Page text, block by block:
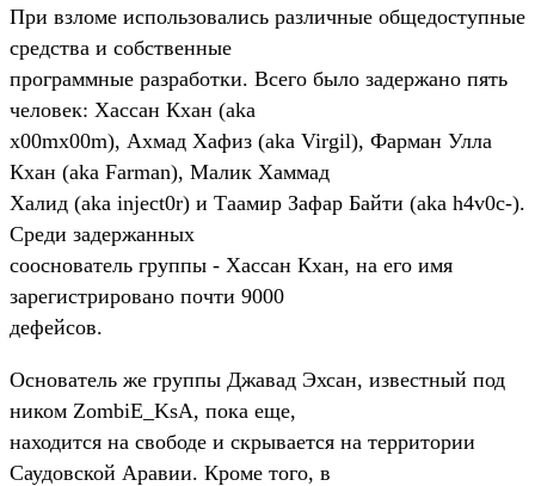
При взломе использовались различные общедоступные
средства и собственные
программные разработки. Всего было задержано пять
человек: Хассан Кхан (aka
x00mx00m), Ахмад Хафиз (aka Virgil), Фарман Улла
Кхан (aka Farman), Малик Хаммад
Халид (aka inject0r) и Таамир Зафар Байти (aka h4v0c-).
Среди задержанных
сооснователь группы - Хассан Кхан, на его имя
зарегистрировано почти 9000
дефейсов.
Основатель же группы Джавад Эхсан, известный под
ником ZombiE_KsA, пока еще,
находится на свободе и скрывается на территории
Саудовской Аравии. Кроме того, в